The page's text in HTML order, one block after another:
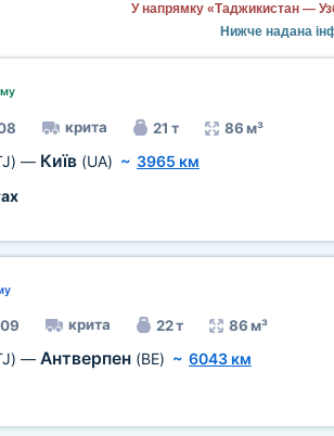
У напрямку «Таджикистан —
Нижче надана
крита 21 т 86 м³
— Київ (UA) ~ 3965 км
крита 22 т 86 м³
— Антверпен (BE) ~ 6043 км